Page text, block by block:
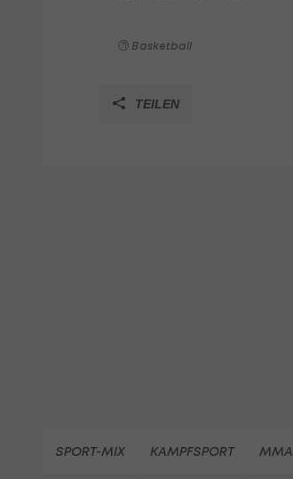
Basketball
TEILEN
SPORT-MIX KAMPFSPORT MMA